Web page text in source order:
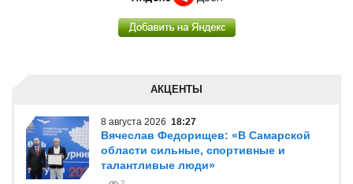
АКЦЕНТЫ
8 августа 2026 18:27
Вячеслав Федорищев: «В Самарской
области сильные, спортивные и
талантливые люди»